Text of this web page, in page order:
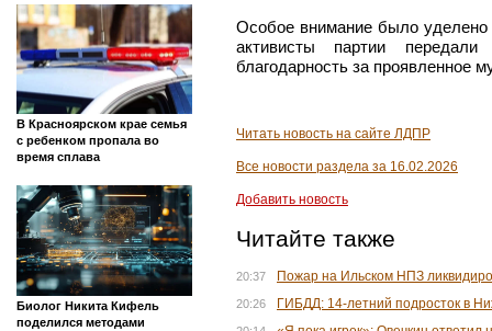
В Красноярском крае семья
с ребенком пропала во
время сплава
Биолог Никита Кифель
поделился методами
Особое внимание было уделено
активисты партии
благодарность за проявленное
Читать новость на сайте ЛДПР
Все новости раздела за 16.02.2026
Добавить новость
Читайте также
20:37 Пожар на Ильском НПЗ
20:26 ГИБДД: 14-летний подросток в